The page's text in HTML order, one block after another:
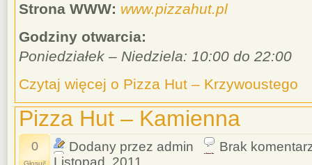
Strona WWW: www.pizzahut.pl
Godziny otwarcia:
Poniedziałek – Niedziela: 10:00 do 22:00
Czytaj więcej o Pizza Hut – Krzywoustego
Pizza Hut – Kamienna
0
Głosuj!
Dodany przez admin
Brak
Listopad, 2011